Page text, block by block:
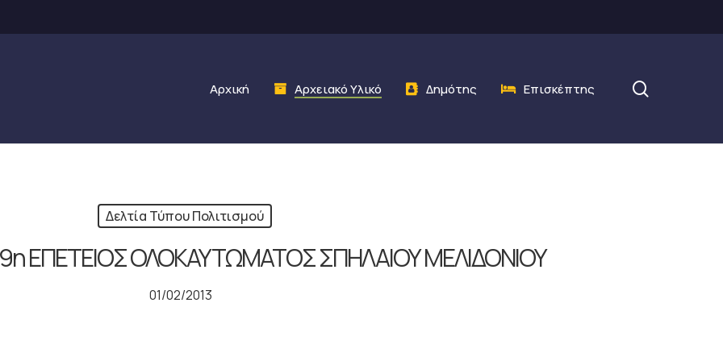
Αρχική Αρχειακό Υλικό Δημότης Επισκέπτης
Δελτία Τύπου Πολιτισμού
ΕΠΕΤΕΙΟΣ ΟΛΟΚΑΥΤΩΜΑΤΟΣ ΣΠΗΛΑΙΟΥ ΜΕΛΙΔΟΝΙΟΥ
01/02/2013